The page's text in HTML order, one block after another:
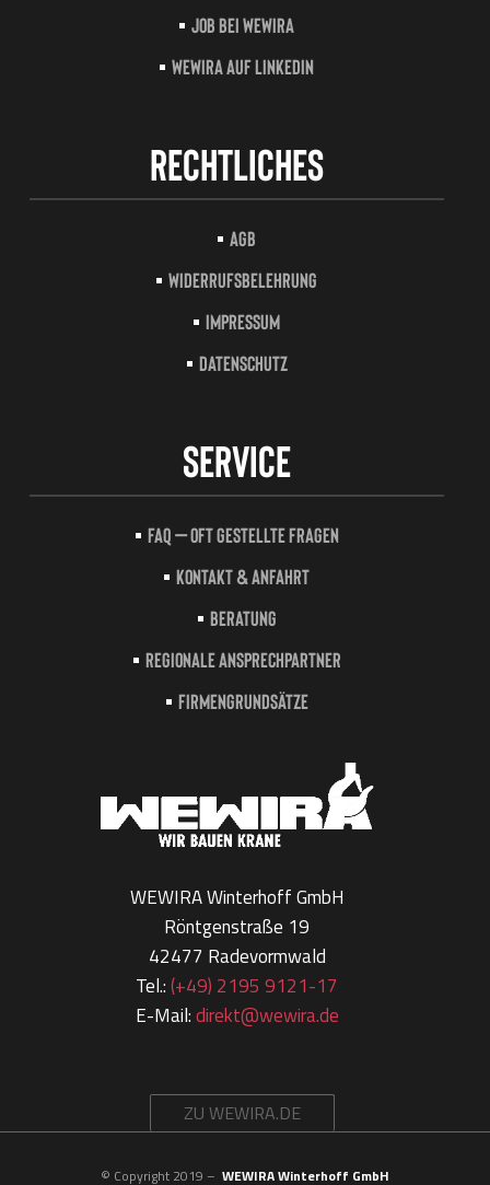
WEWIRA Winterhoff GmbH
Röntgenstraße 19
42477 Radevormwald
Tel.:(+49) 2195 9121-17
E-Mail:direkt@wewira.de
Job bei Wewira
Wewira auf LinkedIn
Rechtliches
AGB
Widerrufsbelehrung
Impressum
Datenschutz
Service
FAQ – Oft gestellte Fragen
Kontakt & Anfahrt
Beratung
Regionale Ansprechpartner
Firmengrundsätze
ZU WEWIRA.DE
© Copyright 2019 – WEWIRA Winterhoff GmbH